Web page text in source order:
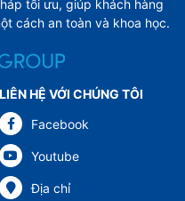
tối ưu, giúp khách hàng
cách an toàn và khoa học.
LIÊN HỆ VỚI CHÚNG TÔI
Facebook
Youtube
Địa chỉ